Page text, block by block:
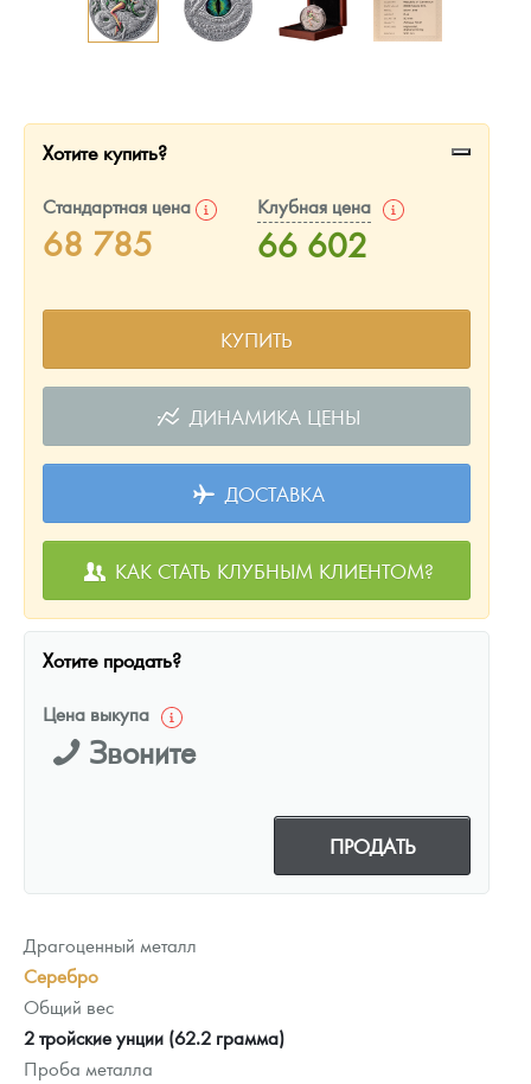
Русская нумизматика
Монеты и жетоны из недрагоценных металлов
Книги по нумизматике
Хотите купить?
Стандартная цена
68 785
Клубная цена
66 602
КУПИТЬ
ДИНАМИКА ЦЕНЫ
ДОСТАВКА
КАК СТАТЬ КЛУБНЫМ КЛИЕНТОМ?
Хотите продать?
Цена выкупа
Звоните
ПРОДАТЬ
Драгоценный металл
Серебро
Общий вес
2 тройские унции (62.2 грамма)
Проба металла